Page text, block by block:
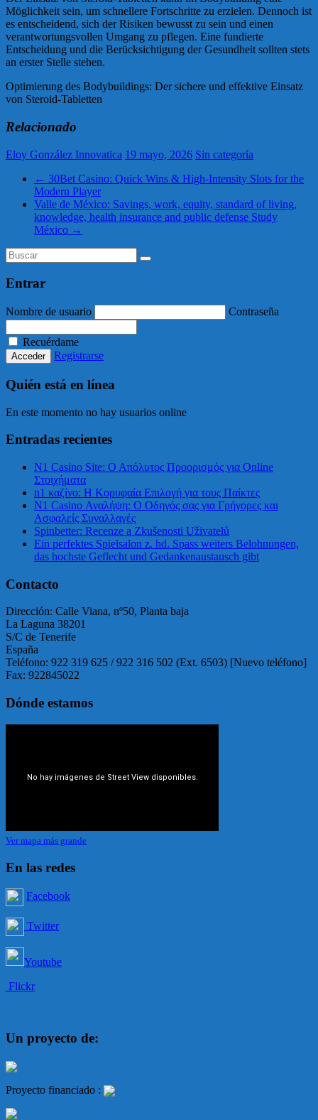
Möglichkeit sein, um schnellere Fortschritte zu erzielen. Dennoch ist
es entscheidend, sich der Risiken bewusst zu sein und einen
verantwortungsvollen Umgang zu pflegen. Eine fundierte
Entscheidung und die Berücksichtigung der Gesundheit sollten stets
an erster Stelle stehen.
Optimierung des Bodybuildings: Der sichere und effektive Einsatz
von Steroid-Tabletten
Relacionado
Eloy González Innovatica 19 mayo, 2026 Sin categoría
← 30Bet Casino: Quick Wins & High‑Intensity Slots for the
Modern Player
Valle de México: Savings, work, equity, standard of living,
knowledge, health insurance and public defense Study
México →
Entrar
Nombre de usuario Contraseña
Recuérdame
Registrarse
Quién está en línea
En este momento no hay usuarios online
Entradas recientes
N1 Casino Site: Ο Απόλυτος Προορισμός για Online
Στοιχήματα
n1 καζίνο: Η Κορυφαία Επιλογή για τους Παίκτες
N1 Casino Αναλήψη: Ο Οδηγός σας για Γρήγορες και
Ασφαλείς Συναλλαγές
Spinbetter: Recenze a Zkušenosti Uživatelů
Ein perfektes Spielsalon z. hd. Spass weiters Belohnungen,
das hochste Geflecht und Gedankenaustausch gibt
Contacto
Dirección: Calle Viana, nº50, Planta baja
La Laguna 38201
S/C de Tenerife
España
Teléfono: 922 319 625 / 922 316 502 (Ext. 6503) [Nuevo teléfono]
Fax: 922845022
Dónde estamos
Ver mapa más grande
En las redes
Facebook
Twitter
Youtube
Flickr
Un proyecto de:
Proyecto financiado :